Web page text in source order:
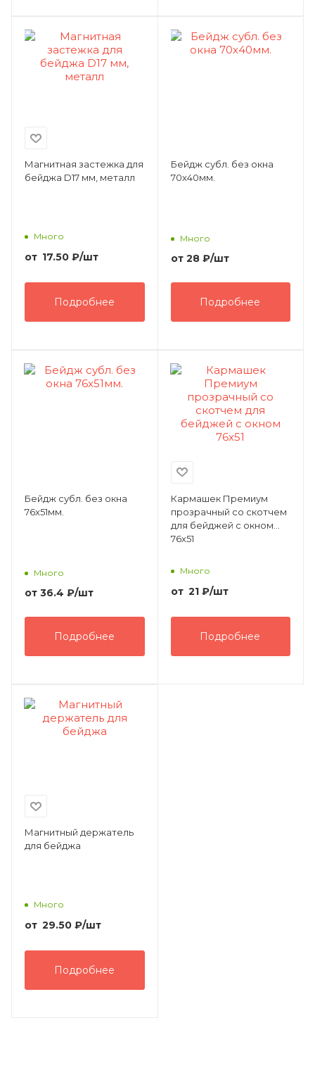
Магнитная застежка для
бейджа D17 мм, металл
Много
от 17.50 ₽/шт
Подробнее
Бейдж субл. без окна
70x40мм.
Много
от 28 ₽/шт
Подробнее
Бейдж субл. без окна
76x51мм.
Много
от 36.4 ₽/шт
Подробнее
Кармашек Премиум
прозрачный со скотчем
для бейджей с окном
76х51
Много
от 21₽/шт
Подробнее
Магнитный держатель
для бейджа
Много
от 29.50 ₽/шт
Подробнее